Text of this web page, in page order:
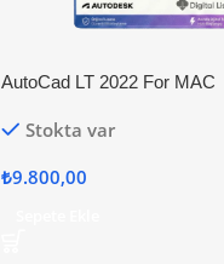
AutoCad LT 2022 For MAC
Stokta var
₺9.800,00